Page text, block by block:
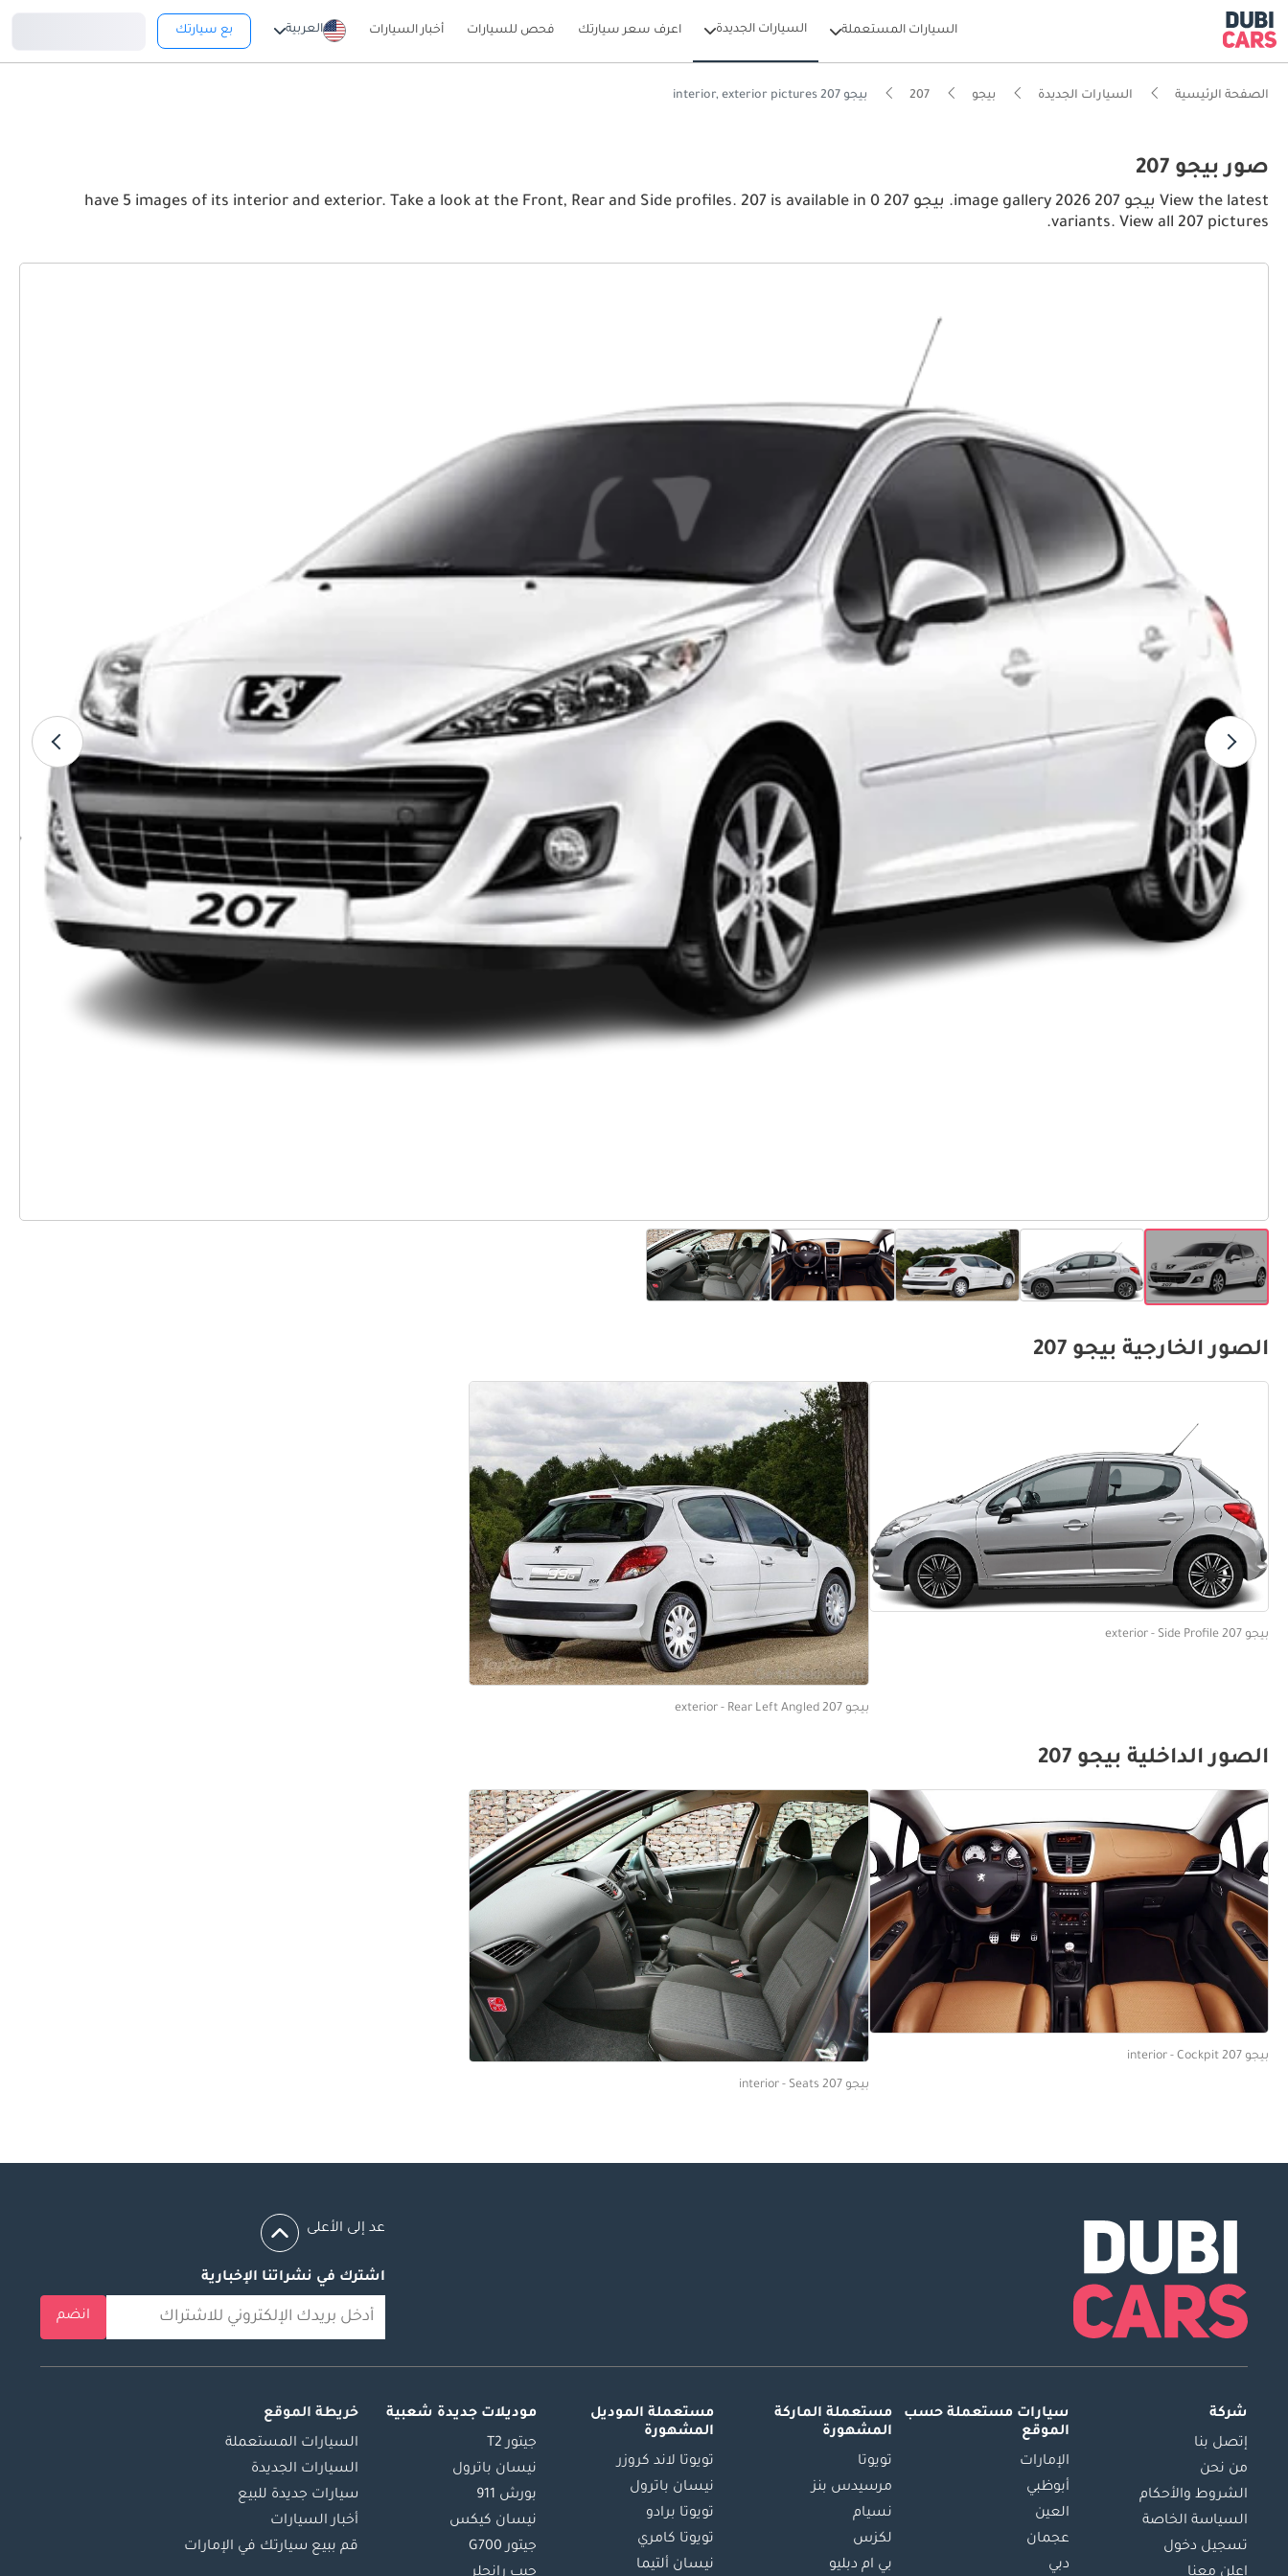
السيارات المستعملة السيارات الجديدة اعرف سعر سيارتك فحص للسيارات أخبار السيارات العربية بع سيارتك
الصفحة الرئيسية السيارات الجديدة بيجو 207 بيجو 207 interior, exterior pictures
صور بيجو 207
View the latest بيجو 207 2026 image gallery. بيجو 207 have 5 images of its interior and exterior. Take a look at the Front, Rear and Side profiles. 207 is available in 0
variants. View all 207 pictures.
الصور الخارجية بيجو 207
بيجو 207 exterior - Side Profile
بيجو 207 exterior - Rear Left Angled
الصور الداخلية بيجو 207
بيجو 207 interior - Cockpit
بيجو 207 interior - Seats
عد إلى الأعلى
اشترك في نشراتنا الإخبارية
انضم
شركة
إتصل بنا
من نحن
الشروط والأحكام
السياسة الخاصة
تسجيل دخول
سيارات مستعملة حسب
الموقع
الإمارات
أبوظبي
العين
عجمان
دبي
مستعملة الماركة
المشهورة
تويوتا
مرسيدس بنز
نسيام
لكزس
بي ام دبليو
مستعملة الموديل
المشهورة
تويوتا لاند كروزر
نيسان باترول
تويوتا برادو
تويوتا كامري
نيسان ألتيما
موديلات جديدة شعبية
جيتور T2
نيسان باترول
بورش 911
نيسان كيكس
جيتور G700
خريطة الموقع
السيارات المستعملة
السيارات الجديدة
سيارات جديدة للبيع
أخبار السيارات
قم ببيع سيارتك في الإمارات